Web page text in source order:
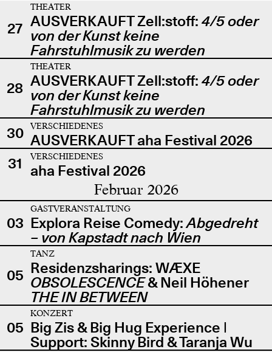
27
THEATER
AUSVERKAUFT Zell:stoff: 4/5 oder
von der Kunst keine
Fahrstuhlmusik zu werden
28
THEATER
AUSVERKAUFT Zell:stoff: 4/5 oder
von der Kunst keine
Fahrstuhlmusik zu werden
30
VERSCHIEDENES
AUSVERKAUFT aha Festival 2026
31
VERSCHIEDENES
aha Festival 2026
Februar 2026
03
GASTVERANSTALTUNG
Explora Reise Comedy:Abgedreht
– von Kapstadt nach Wien
05
TANZ
Residenzsharings: WÆXE
OBSOLESCENCE& Neil Höhener
THE IN BETWEEN
05
KONZERT
Big Zis & Big Hug Experience |
Support: Skinny Bird & Taranja Wu